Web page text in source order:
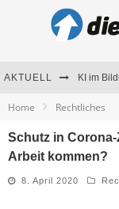
AKTUELL
Home Rechtliches
Schutz in
Arbeit kommen?
8. April 2020